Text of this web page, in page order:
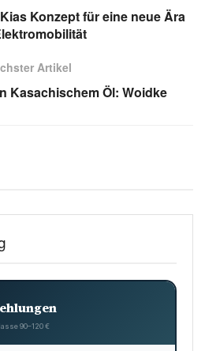
Konzept für eine neue Ära
Artikel
Kasachischem Öl: Woidke
90–120 €